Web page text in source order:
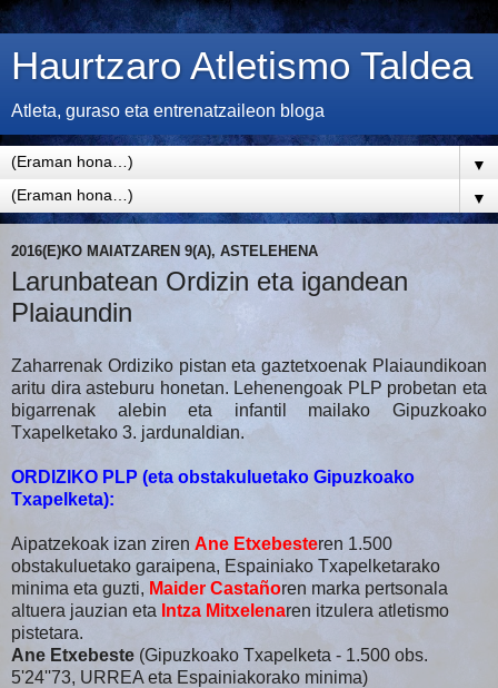
Haurtzaro Atletismo Taldea
Atleta, guraso eta entrenatzaileon bloga
▼
▼
2016(E)KO MAIATZAREN 9(A), ASTELEHENA
Larunbatean Ordizin eta igandean
Plaiaundin
Zaharrenak Ordiziko pistan eta gaztetxoenak Plaiaundikoan
aritu dira asteburu honetan. Lehenengoak PLP probetan eta
bigarrenak alebin eta infantil mailako Gipuzkoako
Txapelketako 3. jardunaldian.
ORDIZIKO PLP (eta obstakuluetako Gipuzkoako
Txapelketa):
Aipatzekoak izan ziren Ane Etxebesteren 1.500
obstakuluetako garaipena, Espainiako Txapelketarako
minima eta guzti, Maider Castañoren marka pertsonala
altuera jauzian eta Intza Mitxelenaren itzulera atletismo
pistetara.
Ane Etxebeste (Gipuzkoako Txapelketa - 1.500 obs.
5'24''73, URREA eta Espainiakorako minima)